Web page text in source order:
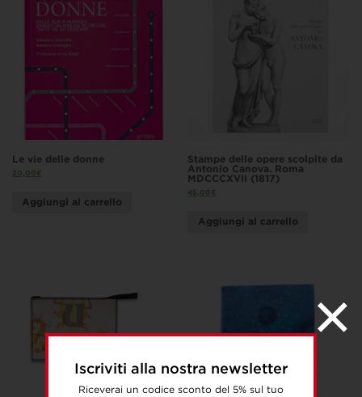
Iscriviti alla nostra newsletter
Riceverai un codice sconto del 5% sul tuo
Le vie delle donne
20,00€
Aggiungi al carrello
Stampe delle opere scolpite da
Antonio Canova. Roma
MDCCCXVII (1817)
45,00€
Aggiungi al carrello